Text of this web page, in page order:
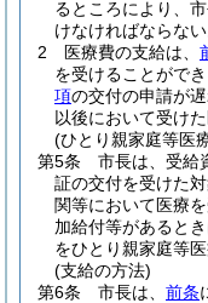
るところにより、
けなければならない
2
医療費の支給は、
を受けることがで
項の交付の申請が
以後において受け
(ひとり親家庭等医
第5条
市長は、受給
証の交付を受けた
関等において医療
加給付等があると
をひとり親家庭等
(支給の方法)
第6条
市長は、 前条